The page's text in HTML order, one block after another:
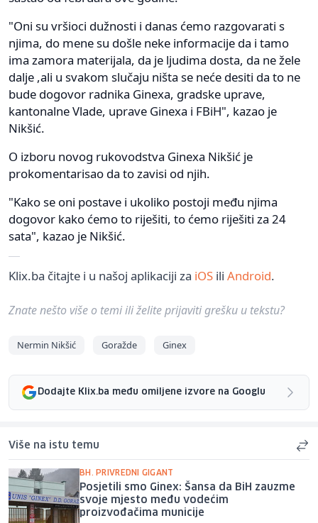
"Oni su vršioci dužnosti i danas ćemo razgovarati s
njima, do mene su došle neke informacije da i tamo
ima zamora materijala, da je ljudima dosta, da ne žele
dalje ,ali u svakom slučaju ništa se neće desiti da to ne
bude dogovor radnika Ginexa, gradske uprave,
kantonalne Vlade, uprave Ginexa i FBiH", kazao je
Nikšić.
O izboru novog rukovodstva Ginexa Nikšić je
prokomentarisao da to zavisi od njih.
"Kako se oni postave i ukoliko postoji među njima
dogovor kako ćemo to riješiti, to ćemo riješiti za 24
sata", kazao je Nikšić.
Klix.ba čitajte i u našoj aplikaciji za iOS ili Android.
Znate nešto više o temi ili želite prijaviti grešku u tekstu?
Nermin Nikšić Goražde Ginex
Dodajte Klix.ba među omiljene izvore na Googlu
Više na istu temu
BH. PRIVREDNI GIGANT
Posjetili smo Ginex: Šansa da BiH zauzme
svoje mjesto među vodećim
proizvođačima municije